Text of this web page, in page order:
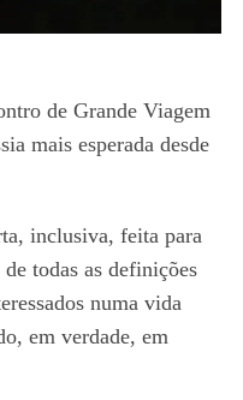
de Grande Viagem
mais esperada desde
inclusiva, feita para
todas as definições
numa vida
em verdade, em